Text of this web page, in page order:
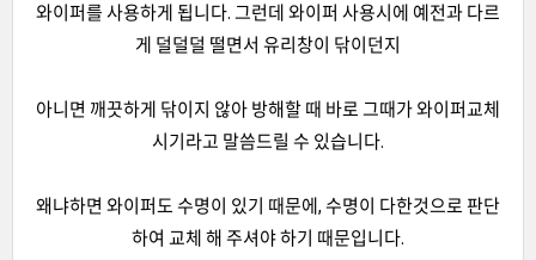
와이퍼를 사용하게 됩니다. 그런데 와이퍼 사용시에 예전과 다르
게 덜덜덜 떨면서 유리창이 닦이던지
아니면 깨끗하게 닦이지 않아 방해할 때 바로 그때가 와이퍼교체
시기라고 말씀드릴 수 있습니다.
왜냐하면 와이퍼도 수명이 있기 때문에, 수명이 다한것으로 판단
하여 교체 해 주셔야 하기 때문입니다.